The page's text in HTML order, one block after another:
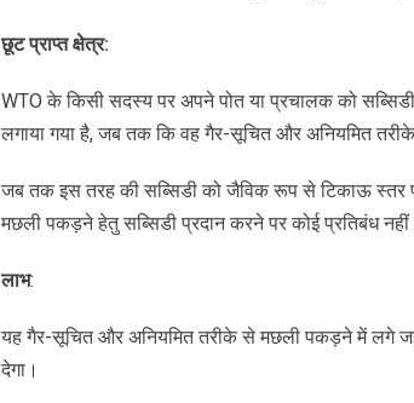
छूट प्राप्त क्षेत्र:
WTO के किसी सदस्य पर अपने पोत या प्रचालक को
लगाया गया है, जब तक कि वह गैर-सूचित और अनियमित तरीके
जब तक इस तरह की सब्सिडी को जैविक रूप से टिकाऊ स्तर
मछली पकड़ने हेतु सब्सिडी प्रदान करने पर कोई प्रतिबंध नहीं
लाभ:
यह गैर-सूचित और अनियमित तरीके से मछली पकड़ने में लगे
देगा।